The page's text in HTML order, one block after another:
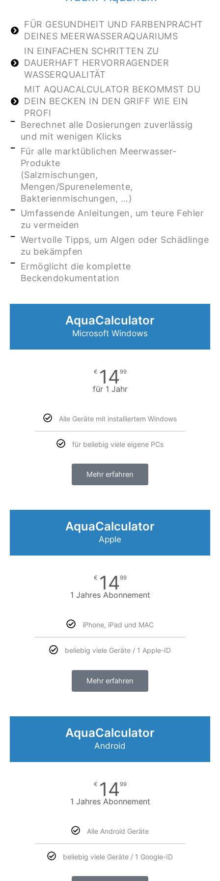
FÜR GESUNDHEIT UND FARBENPRACHT
DEINES MEERWASSERAQUARIUMS
IN EINFACHEN SCHRITTEN ZU
DAUERHAFT HERVORRAGENDER
WASSERQUALITÄT
MIT AQUACALCULATOR BEKOMMST DU
DEIN BECKEN IN DEN GRIFF WIE EIN
PROFI
Berechnet alle Dosierungen zuverlässig
und mit wenigen Klicks
Für alle marktüblichen Meerwasser-
Produkte
(Salzmischungen,
Mengen/Spurenelemente,
Bakterienmischungen, …)
Umfassende Anleitungen, um teure Fehler
zu vermeiden
Wertvolle Tipps, um Algen oder Schädlinge
zu bekämpfen
Ermöglicht die komplette
Beckendokumentation
AquaCalculator
Microsoft Windows
€ 1499
für 1 Jahr
Alle Geräte mit installiertem Windows
für beliebig viele eigene PCs
Mehr erfahren
AquaCalculator
Apple
€ 1499
1 Jahres Abonnement
iPhone, iPad und MAC
beliebig viele Geräte / 1 Apple-ID
Mehr erfahren
AquaCalculator
Android
€ 1499
1 Jahres Abonnement
Alle Android Geräte
beliebig viele Geräte / 1 Google-ID